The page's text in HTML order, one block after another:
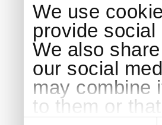
We use
provide
We also
our social
may combine
to them or